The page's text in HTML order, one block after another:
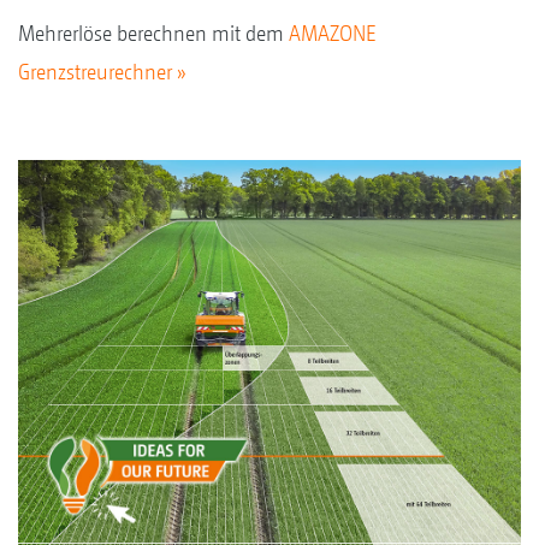
Mehrerlöse berechnen mit dem AMAZONE
Grenzstreurechner »